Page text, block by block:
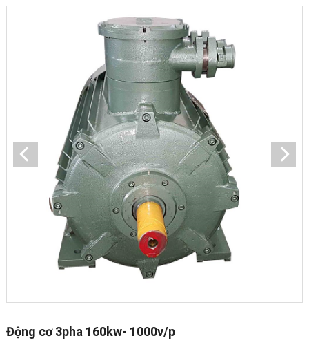
Động cơ 3pha 160kw- 1000v/p